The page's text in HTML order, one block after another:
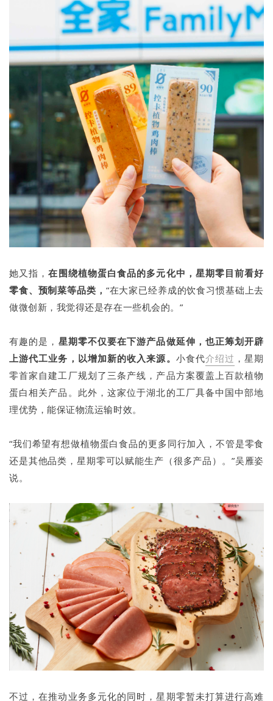
她又指，在围绕植物蛋白食品的多元化中，星期零目前看好
零食、预制菜等品类， “在大家已经养成的饮食习惯基础上去
做微创新，我觉得还是存在一些机会的。”
有趣的是， 星期零不仅要在下游产品做延伸，也正筹划开辟
上游代工业务，以增加新的收入来源。 小食代介绍过 ，星期
零首家自建工厂规划了三条产线，产品方案覆盖上百款植物
蛋白相关产品。此外，这家位于湖北的工厂具备中国中部地
理优势，能保证物流运输时效。
“我们希望有想做植物蛋白食品的更多同行加入，不管是零食
还是其他品类，星期零可以赋能生产（很多产品）。”吴雁姿
说。
不过，在推动业务多元化的同时，星期零暂未打算进行高难